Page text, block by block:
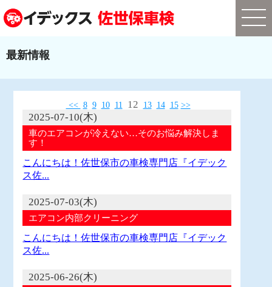
最新情報
<< 8 9 10 11 12 13 14 15 >>
2025-07-10(木)
車のエアコンが冷えない…そのお悩み解決しま
す！
こんにちは！佐世保市の車検専門店『イデック
ス佐...
2025-07-03(木)
エアコン内部クリーニング
こんにちは！佐世保市の車検専門店『イデック
ス佐...
2025-06-26(木)